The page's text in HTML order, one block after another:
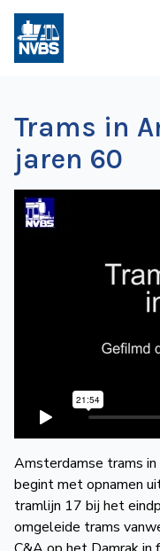
Op de Rails
NVBS Actueel
Afdelingen
NVBS
Wegwijzer
Mijn
NVBS
Trams in
jaren 60
Amsterdamse trams
begint met opnamen
tramlijn 17 bij het
omgeleide trams